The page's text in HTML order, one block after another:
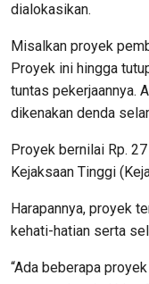
dialokasikan.
Misalkan proyek
Proyek ini hingga
tuntas pekerjaannya.
dikenakan denda
Proyek bernilai Rp.
Kejaksaan Tinggi
Harapannya, proyek
kehati-hatian serta
“Ada beberapa